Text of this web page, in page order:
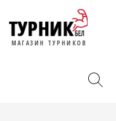
МАГАЗИН ТУРНИКОВ